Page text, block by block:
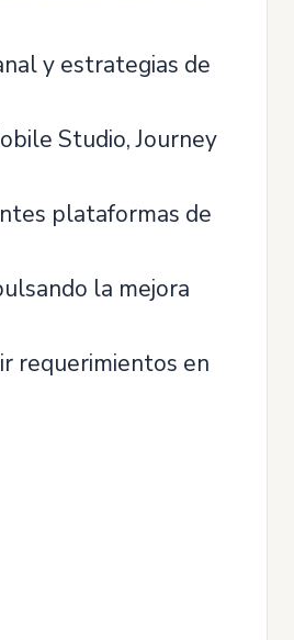
y estrategias de
Studio, Journey
plataformas de
la mejora
requerimientos en